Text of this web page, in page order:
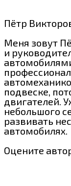
Пётр
Меня зовут
и
подвеске,
двигателей.
небольшого
развивать
автомобилях.
Оцените